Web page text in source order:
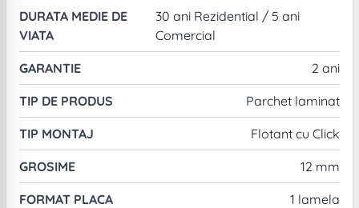
DURATA MEDIE DE
VIATA
30 ani Rezidential / 5 ani
Comercial
GARANTIE 2 ani
TIP DE PRODUS Parchet laminat
TIP MONTAJ Flotant cu Click
GROSIME 12 mm
FORMAT PLACA 1 lamela